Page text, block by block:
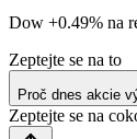
Dow +0.49% na
Zeptejte se na to
Proč dnes akcie